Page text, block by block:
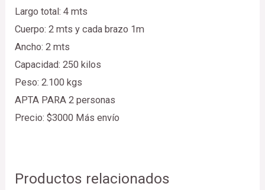
Largo total: 4 mts
Cuerpo: 2 mts y cada brazo 1m
Ancho: 2 mts
Capacidad: 250 kilos
Peso: 2.100 kgs
APTA PARA 2 personas
Precio: $3000 Más envío
Productos relacionados